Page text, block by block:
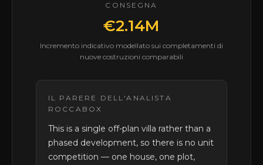
CONSEGNA
€2.14M
Incremento indicativo modellato sui completamenti di
nuove costruzioni comparabili
IL PARERE DELL'ANALISTA
ROCCABOX
This is a single off-plan villa rather than a
phased development, so there is no unit
competition — one house, one plot,